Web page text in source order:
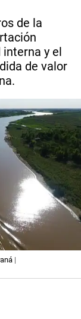
de la
y el
de valor
|